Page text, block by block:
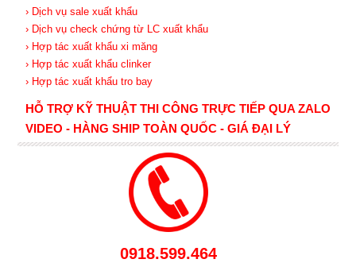
› Dịch vụ sale xuất khẩu
› Dịch vụ check chứng từ LC xuất khẩu
› Hợp tác xuất khẩu xi măng
› Hợp tác xuất khẩu clinker
› Hợp tác xuất khẩu tro bay
HỖ TRỢ KỸ THUẬT THI CÔNG TRỰC TIẾP QUA ZALO
VIDEO - HÀNG SHIP TOÀN QUỐC - GIÁ ĐẠI LÝ
0918.599.464